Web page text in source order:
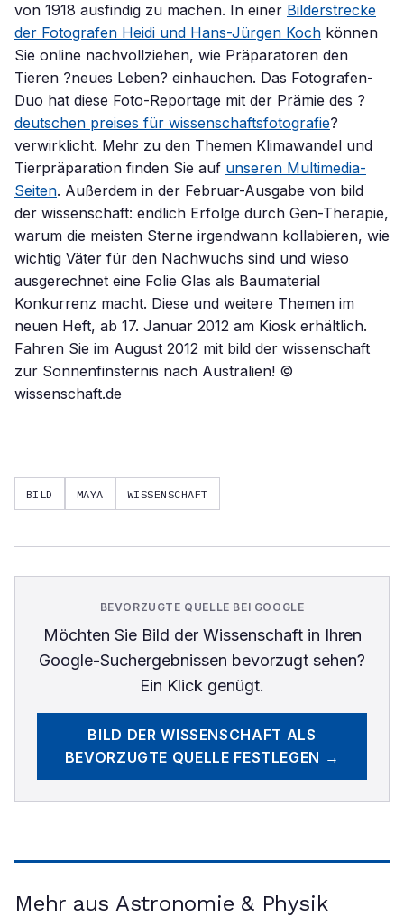
von 1918 ausfindig zu machen. In einer Bilderstrecke
der Fotografen Heidi und Hans-Jürgen Koch können
Sie online nachvollziehen, wie Präparatoren den
Tieren ?neues Leben? einhauchen. Das Fotografen-
Duo hat diese Foto-Reportage mit der Prämie des ?
deutschen preises für wissenschaftsfotografie?
verwirklicht. Mehr zu den Themen Klimawandel und
Tierpräparation finden Sie auf unseren Multimedia-
Seiten. Außerdem in der Februar-Ausgabe von bild
der wissenschaft: endlich Erfolge durch Gen-Therapie,
warum die meisten Sterne irgendwann kollabieren, wie
wichtig Väter für den Nachwuchs sind und wieso
ausgerechnet eine Folie Glas als Baumaterial
Konkurrenz macht. Diese und weitere Themen im
neuen Heft, ab 17. Januar 2012 am Kiosk erhältlich.
Fahren Sie im August 2012 mit bild der wissenschaft
zur Sonnenfinsternis nach Australien! ©
wissenschaft.de
BILD MAYA WISSENSCHAFT
BEVORZUGTE QUELLE BEI GOOGLE
Möchten Sie Bild der Wissenschaftin Ihren
Google-Suchergebnissen bevorzugt sehen?
Ein Klick genügt.
BILD DER WISSENSCHAFT ALS
BEVORZUGTE QUELLE FESTLEGEN →
Mehr aus Astronomie & Physik